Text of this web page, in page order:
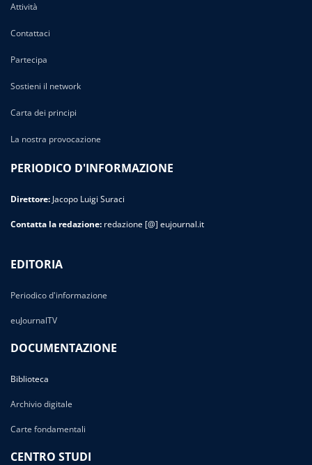
Attività
Contattaci
Partecipa
Sostieni il network
Carta dei principi
La nostra provocazione
PERIODICO D'INFORMAZIONE
Direttore: Jacopo Luigi Suraci
Contatta la redazione: redazione [@] eujournal.it
EDITORIA
Periodico d'informazione
euJournalTV
DOCUMENTAZIONE
Biblioteca
Archivio digitale
Carte fondamentali
CENTRO STUDI